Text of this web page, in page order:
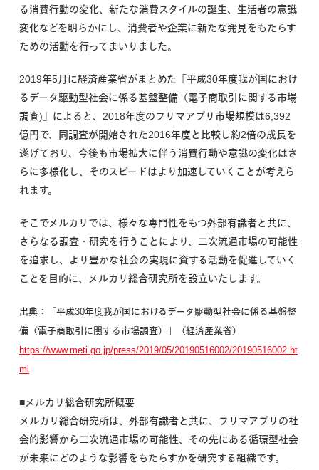
る消費行動の変化、新たな消費スタイルの誕生、生活者の意識
変化などを明らかにし、消費者や企業に新たな発見をもたらす
ための活動を行ってまいりました。
2019年5月に経済産業省がまとめた「平成30年度我が国におけ
るデータ駆動型社会に係る基盤整備（電子商取引に関する市場
調査)」によると、2018年度のフリマアプリ市場規模は6,392
億円で、同調査が開始された2016年度と比較し約2倍の成長を
遂げており、今後も市場拡大に伴う消費行動や意識の変化はさ
らに多様化し、そのスピードはより加速していくことが考えら
れます。
そこでメルカリでは、様々な専門性をもつ外部有識者と共に、
さらなる調査・研究を行うことにより、二次流通市場の可能性
を追求し、より豊かな社会の実現に資する活動を促進していく
ことを目的に、メルカリ総合研究所を設立いたします。
出典：「平成30年度我が国におけるデータ駆動型社会に係る基盤整
備（電子商取引に関する市場調査）」（経済産業省）
https://www.meti.go.jp/press/2019/05/20190516002/20190516002.ht
ml
■メルカリ総合研究所概要
メルカリ総合研究所は、外部有識者と共に、フリマアプリの社
会的影響から二次流通市場の可能性、その先にある循環型社会
が未来にどのような影響をもたらすかを研究する組織です。